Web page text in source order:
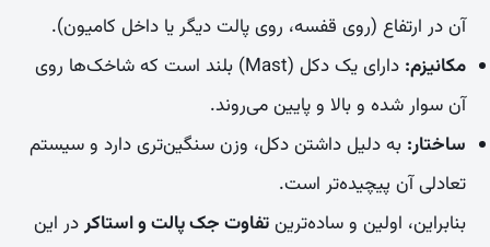
آن در ارتفاع (روی قفسه، روی پالت دیگر یا داخل کامیون).
مکانیزم:
دارای یک دکل (Mast) بلند است که شاخک‌ها روی
آن سوار شده و بالا و پایین می‌روند.
ساختار: به دلیل داشتن دکل، وزن سنگین‌تری دارد و سیستم
تعادلی آن پیچیده‌تر است.
بنابراین، اولین و ساده‌ترینتفاوت جک پالت و استاکردر این